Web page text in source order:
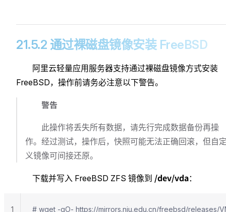
21.5.2 通过裸磁盘镜像安装 FreeBSD
阿里云轻量应用服务器支持通过裸磁盘镜像方式安装
FreeBSD，操作前请务必注意以下警告。
警告
此操作将丢失所有数据，请先行完成数据备份再操
作。经过测试，操作后，快照可能无法正确回滚，但自
义镜像可间接还原。
下载并写入 FreeBSD ZFS 镜像到 /dev/vda：
# wget -qO- https://mirrors.nju.edu.cn/freebsd/releases/
1